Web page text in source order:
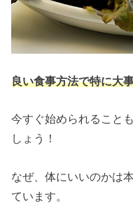
良い食事方法で特に大
今すぐ始められること
しょう！
なぜ、体にいいのかは
ています。